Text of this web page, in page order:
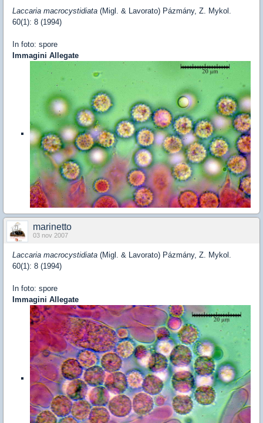
Laccaria macrocystidiata (Migl. & Lavorato) Pázmány, Z. Mykol.
60(1): 8 (1994)
In foto: spore
Immagini Allegate
marinetto
03 nov 2007
Laccaria macrocystidiata (Migl. & Lavorato) Pázmány, Z. Mykol.
60(1): 8 (1994)
In foto: spore
Immagini Allegate